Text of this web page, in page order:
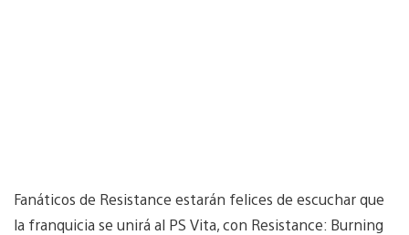
Fanáticos de Resistance estarán felices de escuchar que
la franquicia se unirá al PS Vita, con Resistance: Burning